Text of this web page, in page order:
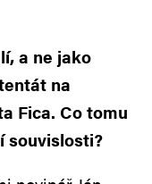
a ne jako
na
Fica. Co tomu
souvislosti?